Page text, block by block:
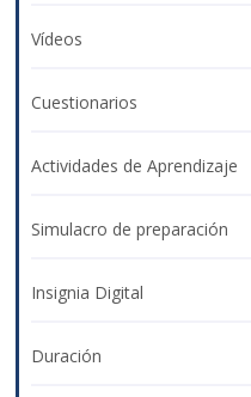
Vídeos
Cuestionarios
Actividades de Aprendizaje
Simulacro de preparación
Insignia Digital
Duración